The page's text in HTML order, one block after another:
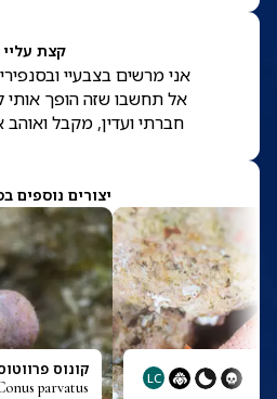
קצת עליי
אני מרשים בצבעיי
אל תחשבו שזה הופך אותי
חברתי ועדין, מקבל
יצורים נוספים
LC קונוס
parvatus